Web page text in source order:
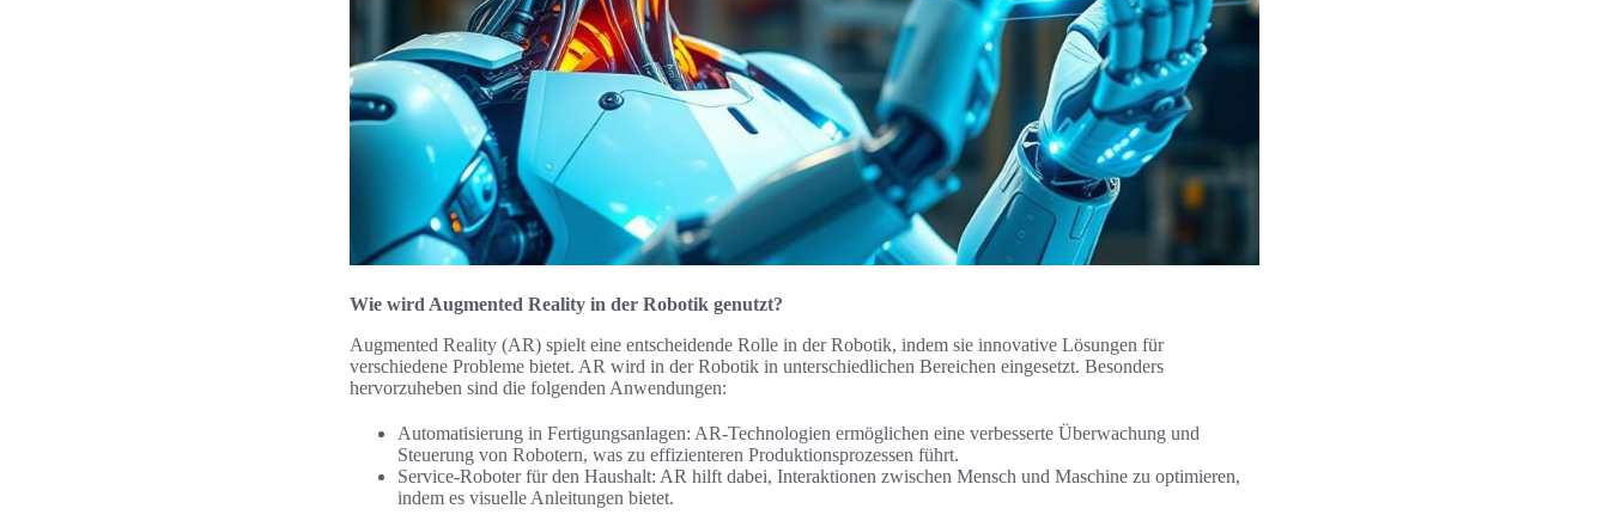
Wie wird Augmented Reality in der Robotik genutzt?
Augmented Reality (AR) spielt eine entscheidende Rolle in der Robotik, indem sie innovative Lösungen für
verschiedene Probleme bietet. AR wird in der Robotik in unterschiedlichen Bereichen eingesetzt. Besonders
hervorzuheben sind die folgenden Anwendungen:
Automatisierung in Fertigungsanlagen: AR-Technologien ermöglichen eine verbesserte Überwachung und
Steuerung von Robotern, was zu effizienteren Produktionsprozessen führt.
Service-Roboter für den Haushalt: AR hilft dabei, Interaktionen zwischen Mensch und Maschine zu optimieren,
indem es visuelle Anleitungen bietet.